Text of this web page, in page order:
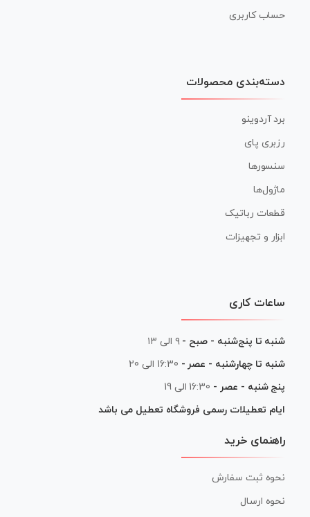
حساب کاربری
دسته‌بندی محصولات
برد آردوینو
رزبری پای
سنسورها
ماژول‌ها
قطعات رباتیک
ابزار و تجهیزات
ساعات کاری
شنبه تا پنج‌شنبه - صبح - ۹ الی ۱۳
شنبه تا چهارشنبه - عصر - 16:30 الی 20
پنج شنبه - عصر - 16:30 الی 19
ایام تعطیلات رسمی فروشگاه تعطیل می باشد
راهنمای خرید
نحوه ثبت سفارش
نحوه ارسال